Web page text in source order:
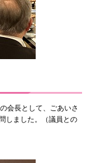
会長として、ごあいさ
しました。（議員との